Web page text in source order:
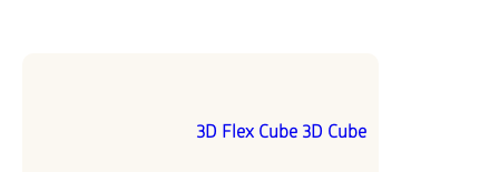
3D Flex Cube 3D Cube